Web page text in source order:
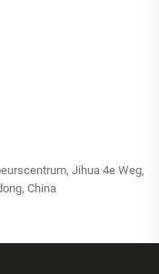
Jihua 4e Weg,
China